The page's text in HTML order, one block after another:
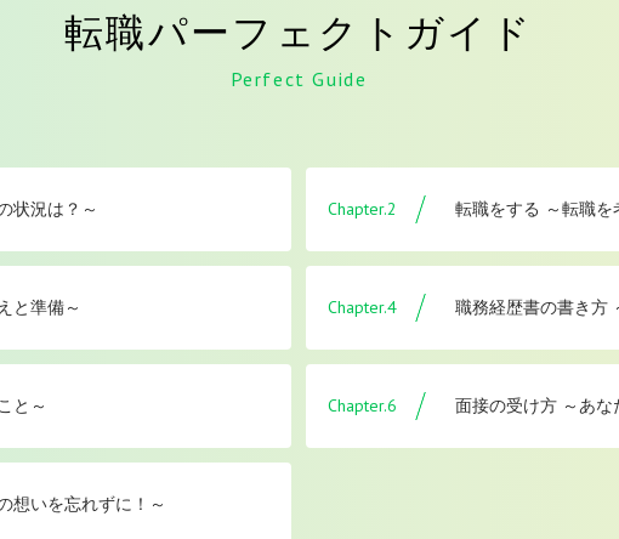
転職パーフェクトガイド
Perfect Guide
状況は？～ Chapter.2 転職をする ～転職を
と準備～ Chapter.4 職務経歴書の書き方
と～ Chapter.6 面接の受け方 ～あな
想いを忘れずに！～